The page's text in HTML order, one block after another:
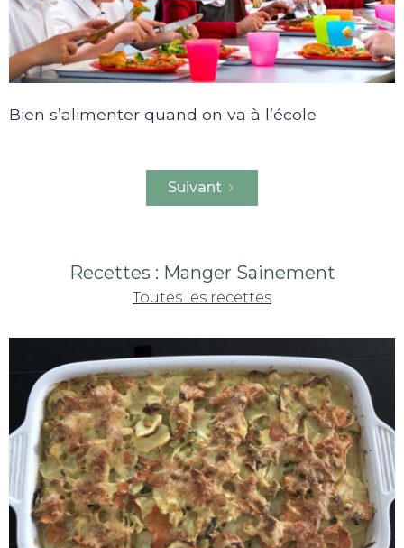
Bien s’alimenter quand on va à l’école
Suivant
Recettes : Manger Sainement
Toutes les recettes